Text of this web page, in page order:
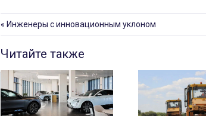
« Инженеры с инновационным уклоном
Читайте также